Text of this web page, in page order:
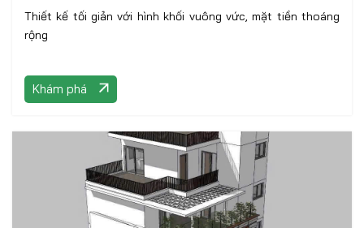
Thiết kế tối giản với hình khối vuông vức, mặt tiền thoáng
rộng
Khám phá